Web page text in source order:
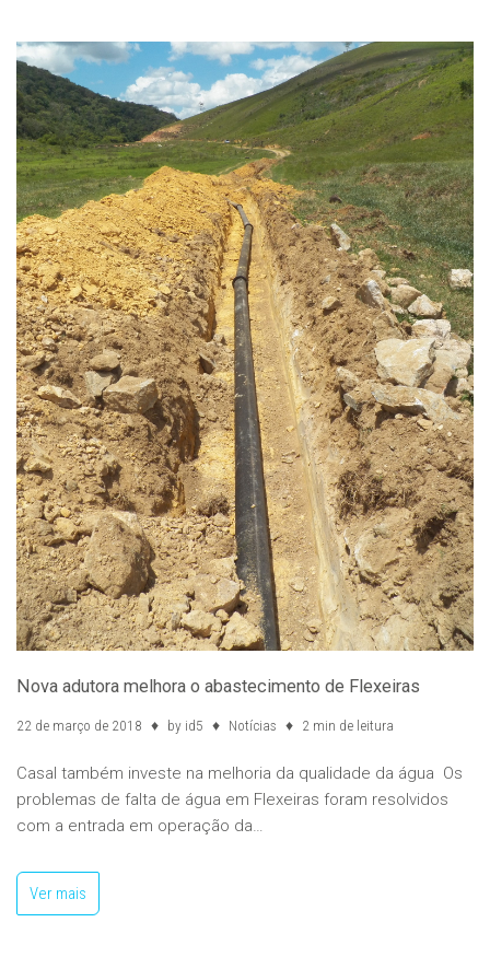
Nova adutora melhora o abastecimento de Flexeiras
22 de março de 2018 by id5 Notícias 2 min de leitura
Casal também investe na melhoria da qualidade da água Os
problemas de falta de água em Flexeiras foram resolvidos
com a entrada em operação da…
Ver mais